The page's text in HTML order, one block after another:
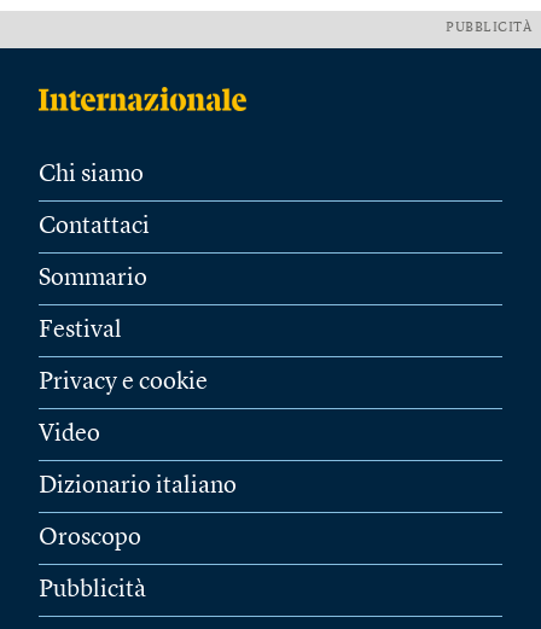
PUBBLICITÀ
Chi siamo
Contattaci
Sommario
Festival
Privacy e cookie
Video
Dizionario italiano
Oroscopo
Pubblicità